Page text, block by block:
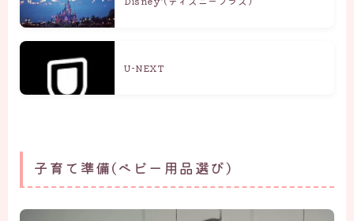
U-NEXT
子育て準備(ベビー用品選び)